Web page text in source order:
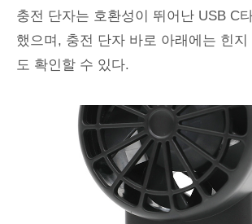
충전 단자는 호환성이 뛰어난 USB C
했으며, 충전 단자 바로 아래에는 힌지
도 확인할 수 있다.